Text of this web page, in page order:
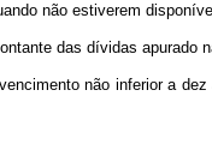
não estiverem
das dívidas apurado
não inferior a